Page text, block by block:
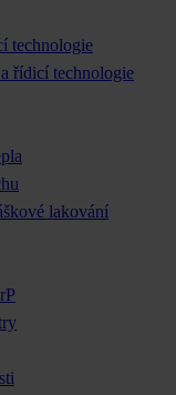
technologie
řídicí technologie
lakování